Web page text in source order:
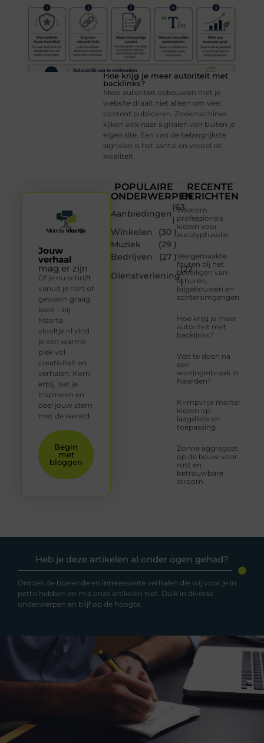
Hoe krijg je meer autoriteit met
backlinks?
Meer autoriteit opbouwen met je
website draait niet alleen om veel
content publiceren. Zoekmachines
kijken ook naar signalen van buiten je
eigen site. Een van de belangrijkste
signalen is het aantal en vooral de
kwaliteit
POPULAIRE
ONDERWERPEN
Aanbiedingen
(63
)
Winkelen
(30 )
Muziek
(29 )
Bedrijven
(27 )
Dienstverlening
(22
)
RECENTE
BERICHTEN
Waarom
professionals
kiezen voor
eucalyptusolie
Veelgemaakte
fouten bij het
beveiligen van
schuren,
bijgebouwen en
achteromgangen
Hoe krijg je meer
autoriteit met
backlinks?
Wat te doen na
een
woninginbraak in
Naarden?
Krimpvrije mortel
kiezen op
laagdikte en
toepassing
Zonne aggregaat
op de bouw voor
rust en
betrouwbare
stroom
Jouw
verhaal
mag er zijn
Of je nu schrijft
vanuit je hart of
gewoon graag
leest – bij
Maarts-
viooltje.nl vind
je een warme
plek vol
creativiteit en
verhalen. Kom
erbij, laat je
inspireren en
deel jouw stem
met de wereld.
Begin
met
bloggen
Heb je deze artikelen al onder ogen gehad?
Ontdek de boeiende en interessante verhalen die wij voor je in
petto hebben en mis onze artikelen niet. Duik in diverse
onderwerpen en blijf op de hoogte.